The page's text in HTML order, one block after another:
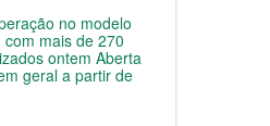
no modelo
com mais de 270
ontem Aberta
geral a partir de